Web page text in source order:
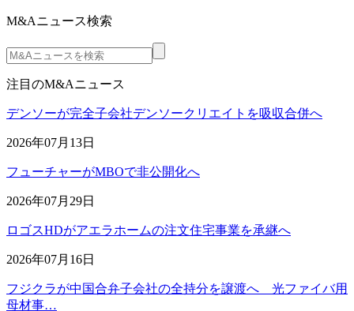
M&Aニュース検索
注目のM&Aニュース
デンソーが完全子会社デンソークリエイトを吸収合併へ
2026年07月13日
フューチャーがMBOで非公開化へ
2026年07月29日
ロゴスHDがアエラホームの注文住宅事業を承継へ
2026年07月16日
フジクラが中国合弁子会社の全持分を譲渡へ 光ファイバ用
母材事…